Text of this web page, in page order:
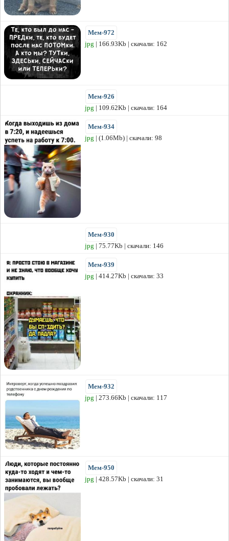
Мем-972
jpg | 166.93Kb | скачали: 162
Мем-926
jpg | 109.62Kb | скачали: 164
Мем-934
jpg | (1.06Mb) | скачали: 98
Мем-930
jpg | 75.77Kb | скачали: 146
Мем-939
jpg | 414.27Kb | скачали: 33
Мем-932
jpg | 273.66Kb | скачали: 117
Мем-950
jpg | 428.57Kb | скачали: 31